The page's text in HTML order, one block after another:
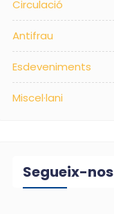
Circulació
Antifrau
Esdeveniments
Miscel·lani
Segueix-nos